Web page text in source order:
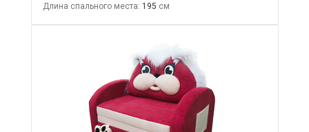
Длина спального места: 195